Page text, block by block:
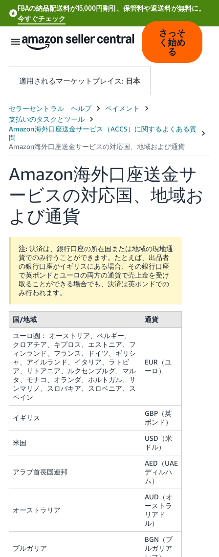
FBAの納品配送料が15,000円割引、保管料や返送料が無料に。
今すぐチェック
日
本
語
中
文
CN
Deutsch
Español
- ES
Français
- FR
Italiano
- IT
한
국
어
-
KR
日
本
語
-
English
- JP
ロ
グ
イ
ン
さ
っ
る
さっそ
く始め
る
適用されるマーケットプレイス: 日本
Amazon海外口座送金サ
ービスの対応国、地域お
よび通貨
注: 決済は、銀行口座の所在国または地域の現地通
貨でのみ行うことができます。 たとえば、出品者
の銀行口座がイギリスにある場合、その銀行口座
で英ポンドとユーロの両方の通貨で売上金を受け
取ることができる場合でも、決済は英ポンドでの
み行われます。
国/地域
通貨
ユーロ圏： オーストリア、ベルギー、
クロアチア、キプロス、エストニア、フ
ィンランド、フランス、ドイツ、ギリシ
ャ、アイルランド、イタリア、ラトビ
ア、リトアニア、ルクセンブルグ、マル
タ、モナコ、オランダ、ポルトガル、サ
ンマリノ、スロバキア、スロベニア、ス
ペイン
EUR（ユ
ーロ）
イギリス
GBP（英
ポンド）
米国
USD（米
ドル）
アラブ首長国連邦
AED（UAE
ディルハ
ム）
オーストラリア
AUD（オ
ーストラ
リアド
ル）
ブルガリア
BGN（ブ
ルガリア